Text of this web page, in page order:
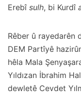
Erebî sulh, bi Kurdî
Rêber û rayedarên
DEM Partîyê
hêla Mala
Yıldızan İbrahim
dewletê Cevdet